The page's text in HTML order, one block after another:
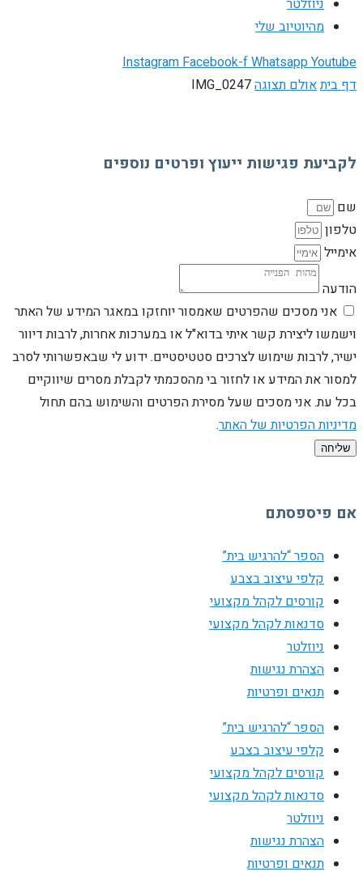
ניוזלטר
מהיוטיוב שלי
InstagramFacebook-fWhatsappYoutube
דף ביתאולם תצוגהIMG_0247
לקביעת פגישות ייעוץ ופרטים נוספים
שם
טלפון
אימייל
הודעה
אני מסכים שהפרטים שאמסור יוחזקו במאגר המידע של האתר
וישמשו ליצירת קשר איתי בדוא"ל או במערכות אחרות, לרבות דיוור
ישיר, לרבות שימוש לצרכים סטטיסטיים. ידוע לי שבאפשרותי לסרב
למסור את המידע או לחזור בי מהסכמתי לקבלת מסרים שיווקיים
בכל עת. אני מסכים שעל מסירת הפרטים והשימוש בהם תחול
מדיניות הפרטיות של האתר.
שליחה
אם פיספסתם
הספר “להרגיש בית”
קלפי עיצוב בצבע
קורסים לקהל מקצועי
סדנאות לקהל מקצועי
ניוזלטר
הצהרת נגישות
תנאים ופרטיות
הספר “להרגיש בית”
קלפי עיצוב בצבע
קורסים לקהל מקצועי
סדנאות לקהל מקצועי
ניוזלטר
הצהרת נגישות
תנאים ופרטיות